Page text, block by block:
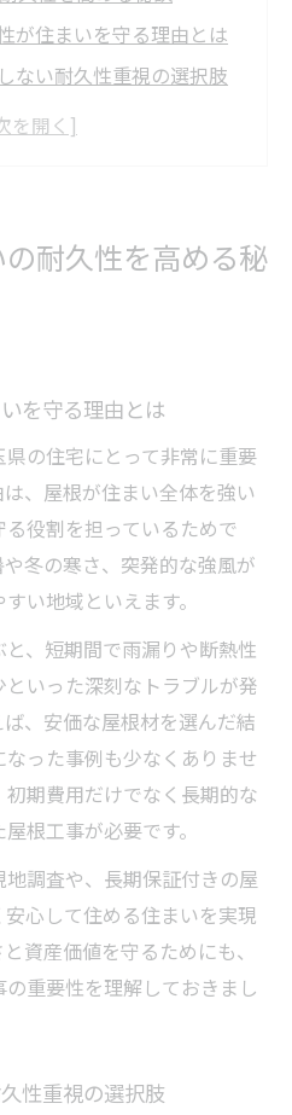
が住まいを守る理由とは
ない耐久性重視の選択肢
工事で修繕費を大幅削減
屋根材の耐久性比較ガイ
すい屋根材を屋根工事で
が住宅を守る理由
が災害リスクを減らす仕
守る屋根工事の耐久性と
屋根工事で得られる安心
と修繕サイクルの関係性
の気候特性に強くなる理
耐久性を高める秘
を守る理由とは
の住宅にとって非常に重要
、屋根が住まい全体を強い
役割を担っているためで
冬の寒さ、突発的な強風が
い地域といえます。
、短期間で雨漏りや断熱性
いった深刻なトラブルが発
、安価な屋根材を選んだ結
った事例も少なくありませ
期費用だけでなく長期的な
根工事が必要です。
調査や、長期保証付きの屋
心して住める住まいを実現
資産価値を守るためにも、
重要性を理解しておきまし
性重視の選択肢